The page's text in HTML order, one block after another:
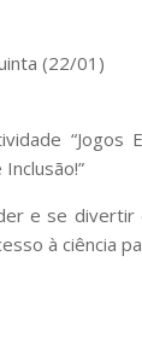
Cursos
(22/01)
“Jogos
e se divertir
à ciência